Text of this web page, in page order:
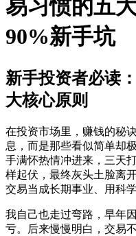
易习惯的五
90%新手坑
新手投资者必读
大核心原则
在投资市场里，赚钱的秘
息，而是那些看似简单却
手满怀热情冲进来，三天
样起伏，最终灰头土脸离
交易当成长期事业、用科
我自己也走过弯路，早年
亏。后来慢慢明白，交易